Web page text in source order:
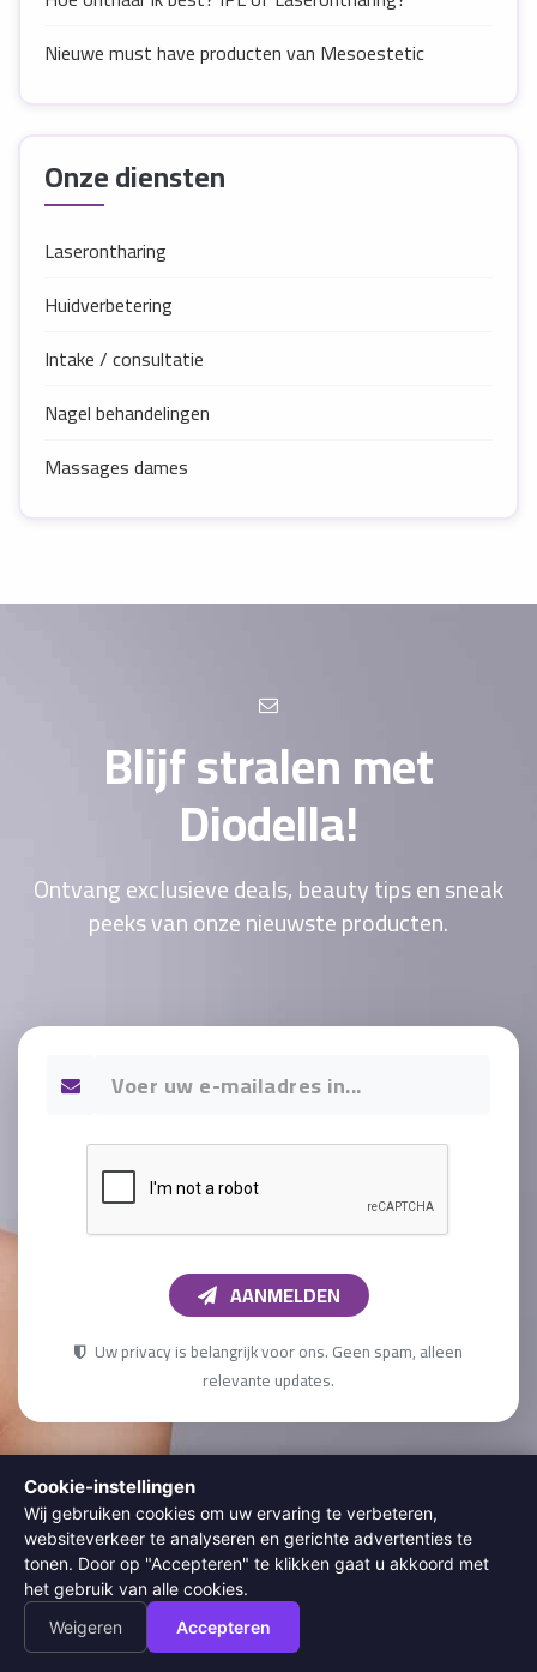
Nieuwe must have producten van Mesoestetic
Onze diensten
Laserontharing
Huidverbetering
Intake / consultatie
Nagel behandelingen
Massages dames
Blijf stralen met
Diodella!
Ontvang exclusieve deals, beauty tips en sneak
peeks van onze nieuwste producten.
AANMELDEN
Uw privacy is belangrijk voor ons. Geen spam, alleen
relevante updates.
Over Ons
Diodella Laser & Skin Clinic wil haar klanten het beste
Cookie-instellingen
Wij gebruiken cookies om uw ervaring te verbeteren,
websiteverkeer te analyseren en gerichte advertenties te
tonen. Door op "Accepteren" te klikken gaat u akkoord met
het gebruik van alle cookies.
Weigeren
Accepteren